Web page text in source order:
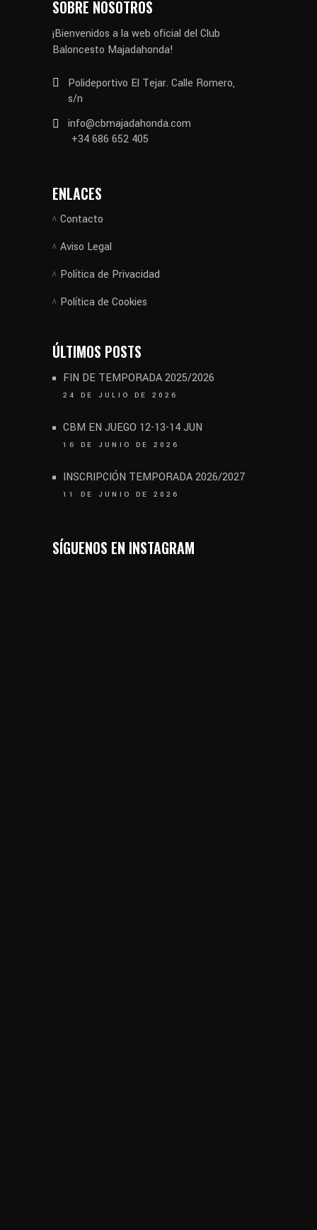
SOBRE NOSOTROS
¡Bienvenidos a la web oficial del Club
Baloncesto Majadahonda!
Polideportivo El Tejar. Calle Romero,
s/n
info@cbmajadahonda.com
+34 686 652 405
ENLACES
Contacto
Aviso Legal
Política de Privacidad
Política de Cookies
ÚLTIMOS POSTS
FIN DE TEMPORADA 2025/2026
24 DE JULIO DE 2026
CBM EN JUEGO 12-13-14 JUN
16 DE JUNIO DE 2026
INSCRIPCIÓN TEMPORADA 2026/2027
11 DE JUNIO DE 2026
SÍGUENOS EN INSTAGRAM